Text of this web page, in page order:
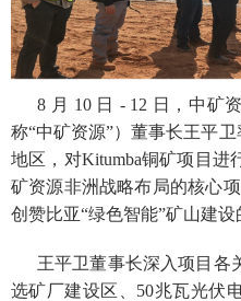
8 月 10 日 - 12 日，中矿
称“中矿资源”）董事长王平
地区，对Kitumba铜矿项目进
矿资源非洲战略布局的核心
创赞比亚“绿色智能”矿山建设
王平卫董事长深入项目各
选矿厂建设区、50兆瓦光伏